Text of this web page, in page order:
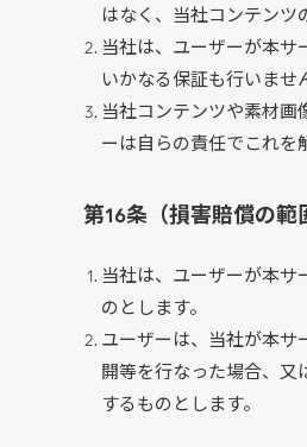
はなく、当社コンテン
当社は、ユーザーが本サ
いかなる保証も行いませ
当社コンテンツや素材
ーは自らの責任でこれを
第16条（損害賠償の範
当社は、ユーザーが本
のとします。
ユーザーは、当社が本サ
開等を行なった場合、
するものとします。